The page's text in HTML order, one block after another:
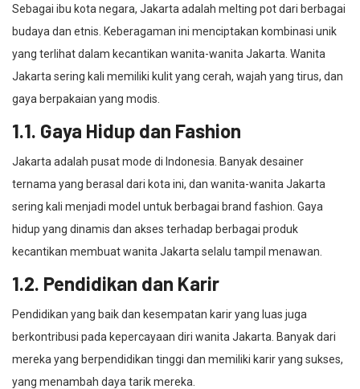
Sebagai ibu kota negara, Jakarta adalah melting pot dari berbagai
budaya dan etnis. Keberagaman ini menciptakan kombinasi unik
yang terlihat dalam kecantikan wanita-wanita Jakarta. Wanita
Jakarta sering kali memiliki kulit yang cerah, wajah yang tirus, dan
gaya berpakaian yang modis.
1.1. Gaya Hidup dan Fashion
Jakarta adalah pusat mode di Indonesia. Banyak desainer
ternama yang berasal dari kota ini, dan wanita-wanita Jakarta
sering kali menjadi model untuk berbagai brand fashion. Gaya
hidup yang dinamis dan akses terhadap berbagai produk
kecantikan membuat wanita Jakarta selalu tampil menawan.
1.2. Pendidikan dan Karir
Pendidikan yang baik dan kesempatan karir yang luas juga
berkontribusi pada kepercayaan diri wanita Jakarta. Banyak dari
mereka yang berpendidikan tinggi dan memiliki karir yang sukses,
yang menambah daya tarik mereka.